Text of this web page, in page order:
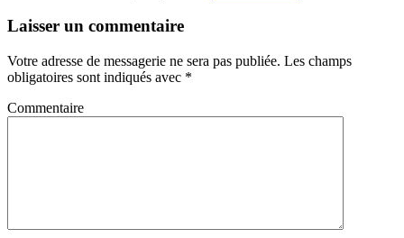
Laisser un commentaire
Votre adresse de messagerie ne sera pas publiée. Les champs
obligatoires sont indiqués avec *
Commentaire